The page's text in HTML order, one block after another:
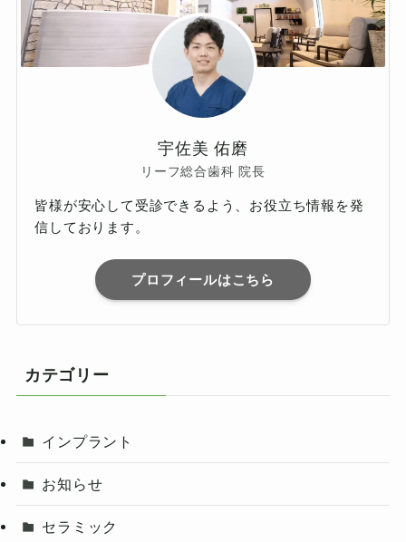
宇佐美 佑磨
リーフ総合歯科 院長
皆様が安心して受診できるよう、お役立ち情報を発
信しております。
プロフィールはこちら
カテゴリー
インプラント
お知らせ
セラミック